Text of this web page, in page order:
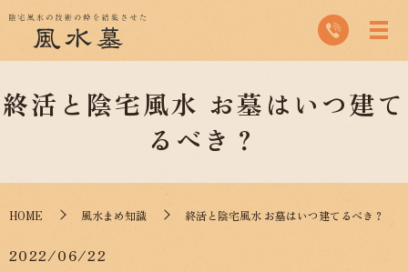
終活と陰宅風水 お墓はいつ建て
るべき？
HOME 風水まめ知識 終活と陰宅風水 お墓はいつ建てるべき？
2022/06/22